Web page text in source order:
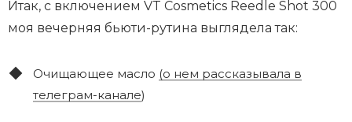
Итак, с включением VT Cosmetics Reedle Shot 300
моя вечерняя бьюти-рутина выглядела так:
Очищающее масло (о нем рассказывала в
телеграм-канале)